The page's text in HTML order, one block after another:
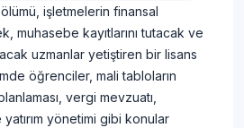
işletmelerin finansal
muhasebe kayıtlarını tutacak ve
uzmanlar yetiştiren bir lisans
öğrenciler, mali tabloların
vergi mevzuatı,
yönetimi gibi konular